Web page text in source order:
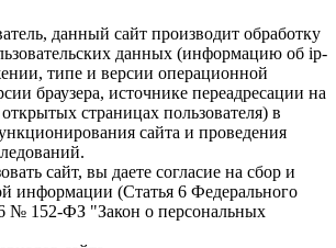
данный сайт производит обработку
данных (информацию об ip-
типе и версии операционной
браузера, источнике переадресации на
страницах пользователя) в
сайта и проведения
сайт, вы даете согласие на сбор и
информации (Статья 6 Федерального
№ 152-ФЗ "Закон о персональных